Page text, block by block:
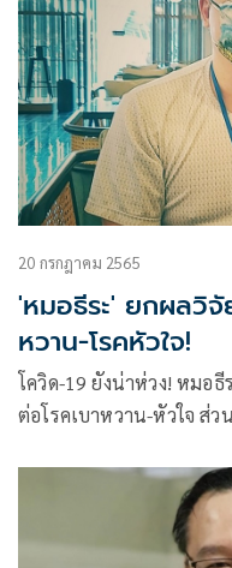
20 กรกฎาคม 2565
'หมอธีระ' ยกผลวิ
หวาน-โรคหัวใจ!
โควิด-19 ยังน่าห่วง! หมอธี
ต่อโรคเบาหวาน-หัวใจ ส่